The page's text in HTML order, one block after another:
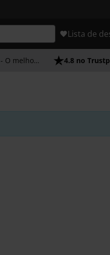
Lista de
- O melhor atendimento 4.8 no